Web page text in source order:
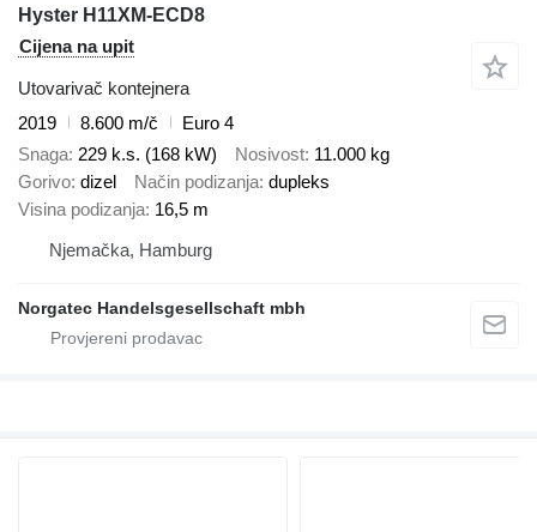
Hyster H11XM-ECD8
Cijena na upit
Utovarivač kontejnera
2019
8.600 m/č
Euro 4
Snaga 229 k.s. (168 kW) Nosivost 11.000 kg
Gorivo dizel Način podizanja dupleks
Visina podizanja 16,5 m
Njemačka, Hamburg
Norgatec Handelsgesellschaft mbh